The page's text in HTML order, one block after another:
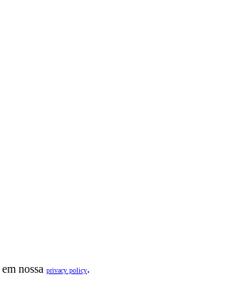
nossa privacy policy.